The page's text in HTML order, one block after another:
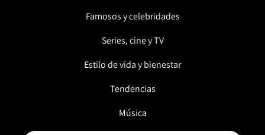
Famosos y celebridades
Series, cine y TV
Estilo de vida y bienestar
Tendencias
Música